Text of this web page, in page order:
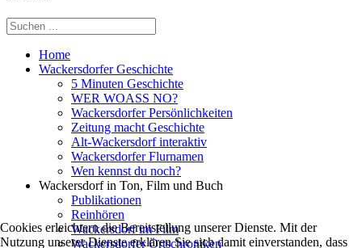
Home
Wackersdorfer Geschichte
5 Minuten Geschichte
WER WOASS NO?
Wackersdorfer Persönlichkeiten
Zeitung macht Geschichte
Alt-Wackersdorf interaktiv
Wackersdorfer Flurnamen
Wen kennst du noch?
Wackersdorf in Ton, Film und Buch
Publikationen
Reinhören
Wackersdorf im Film
Wackersdorfer Ortschroniken
Cookies erleichtern die Bereitstellung unserer Dienste. Mit der
Nutzung unserer Dienste erklären Sie sich damit einverstanden, dass